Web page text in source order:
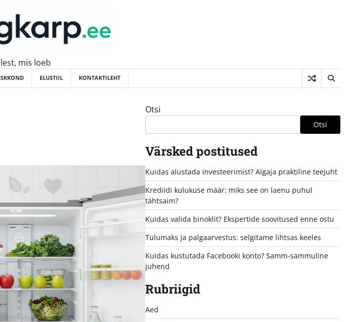
mis loeb
ELUSTIIL KONTAKTILEHT
Otsi
Otsi
Värsked postitused
Kuidas alustada investeerimist? Algaja praktiline teejuht
Krediidi kulukuse määr: miks see on laenu puhul
tähtsaim?
Kuidas valida binoklit? Ekspertide soovitused enne ostu
Tulumaks ja palgaarvestus: selgitame lihtsas keeles
Kuidas kustutada Facebooki konto? Samm-sammuline
juhend
Rubriigid
Aed